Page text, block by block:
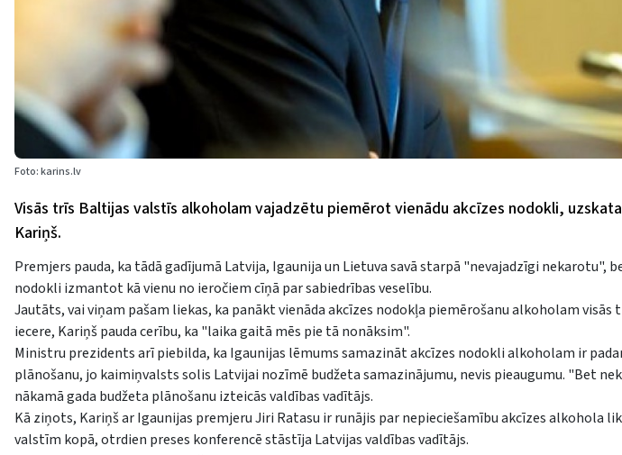
Foto: karins.lv
Visās trīs Baltijas valstīs alkoholam vajadzētu piemērot vienādu akcīzes nodokli,
Kariņš.
Premjers pauda, ka tādā gadījumā Latvija, Igaunija un Lietuva savā starpā "nevajadzīgi nekarotu",
nodokli izmantot kā vienu no ieročiem cīņā par sabiedrības veselību.
Jautāts, vai viņam pašam liekas, ka panākt vienāda akcīzes nodokļa piemērošanu alkoholam
iecere, Kariņš pauda cerību, ka "laika gaitā mēs pie tā nonāksim".
Ministru prezidents arī piebilda, ka Igaunijas lēmums samazināt akcīzes nodokli alkoholam ir
plānošanu, jo kaimiņvalsts solis Latvijai nozīmē budžeta samazinājumu, nevis pieaugumu. "Bet
nākamā gada budžeta plānošanu izteicās valdības vadītājs.
Kā ziņots, Kariņš ar Igaunijas premjeru Jiri Ratasu ir runājis par nepieciešamību akcīzes alkohola
valstīm kopā, otrdien preses konferencē stāstīja Latvijas valdības vadītājs.